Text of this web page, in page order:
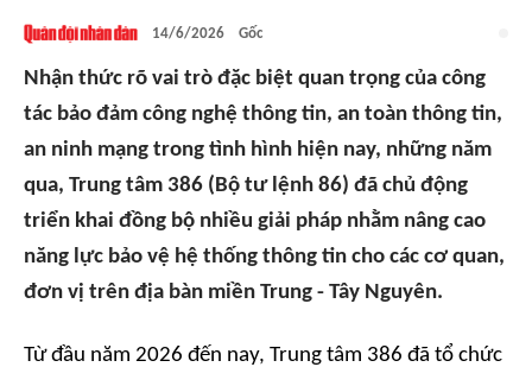
14/6/2026 Gốc
Nhận thức rõ vai trò đặc biệt quan trọng của công
tác bảo đảm công nghệ thông tin, an toàn thông tin,
an ninh mạng trong tình hình hiện nay, những năm
qua, Trung tâm 386 (Bộ tư lệnh 86) đã chủ động
triển khai đồng bộ nhiều giải pháp nhằm nâng cao
năng lực bảo vệ hệ thống thông tin cho các cơ quan,
đơn vị trên địa bàn miền Trung - Tây Nguyên.
Từ đầu năm 2026 đến nay, Trung tâm 386 đã tổ chức